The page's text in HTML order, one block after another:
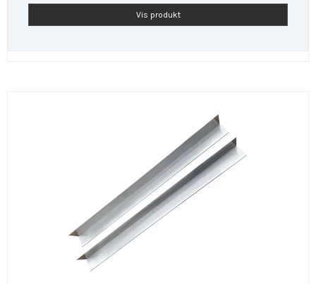
Vis produkt